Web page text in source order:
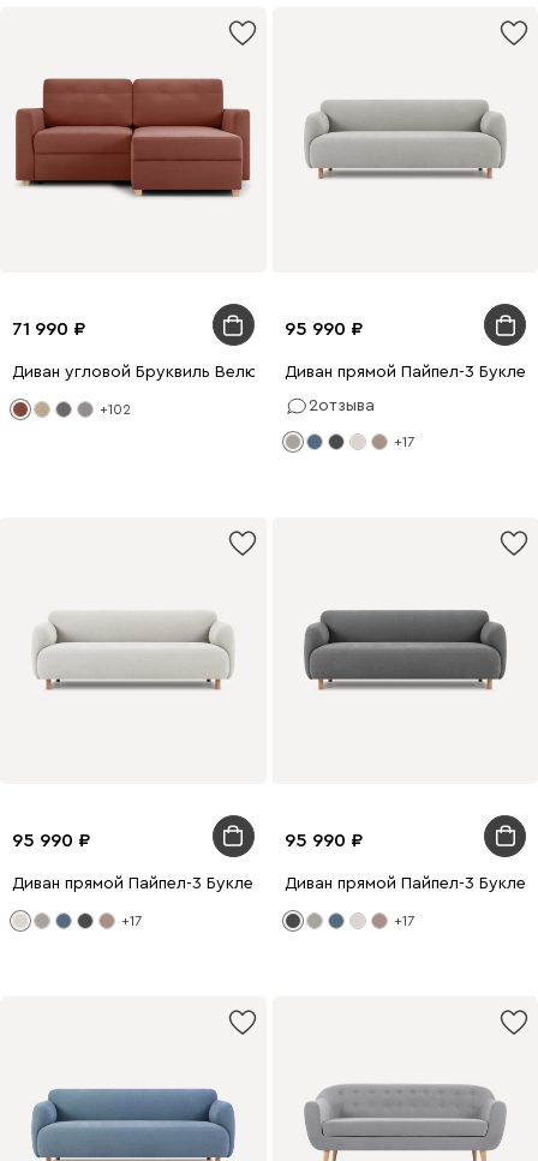
71 990
Диван угловой Бруквиль Велюр Терракотовый
+102
95 990
Диван прямой Пайпел-3 Букле
2отзыва
+17
95 990
Диван прямой Пайпел-3 Букле Молочный
+17
95 990
Диван прямой Пайпел-3 Букле
+17